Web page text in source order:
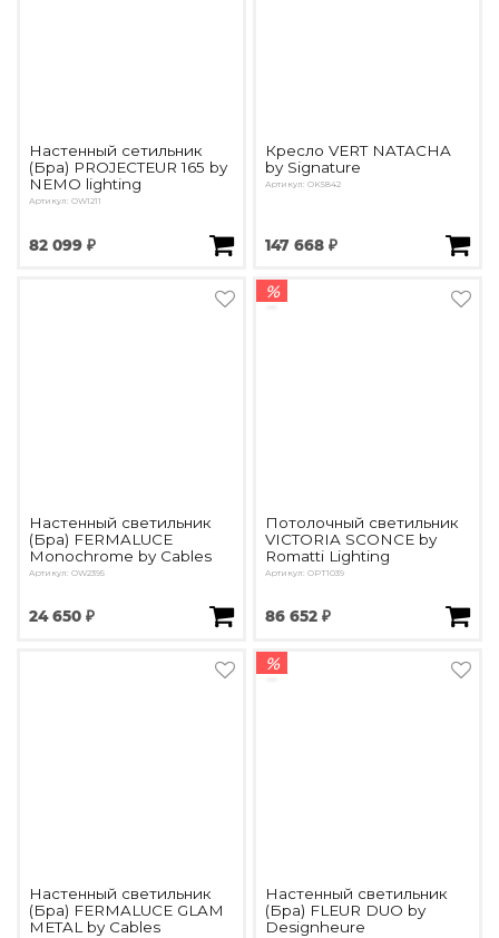
Настенный сетильник
(Бра) PROJECTEUR 165 by
NEMO lighting
Артикул: OW1211
82 099 ₽
Кресло VERT NATACHA
by Signature
Артикул: OK5842
147 668 ₽
Настенный светильник
(Бра) FERMALUCE
Monochrome by Cables
Артикул: OW2395
24 650 ₽
%
Потолочный светильник
VICTORIA SCONCE by
Romatti Lighting
Артикул: OPT1039
86 652 ₽
Настенный светильник
(Бра) FERMALUCE GLAM
METAL by Cables
%
Настенный светильник
(Бра) FLEUR DUO by
Designheure